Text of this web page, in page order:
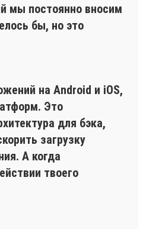
мы постоянно вносим
бы, но это
на Android и iOS,
Это
для бэка,
загрузку
А когда
твоего